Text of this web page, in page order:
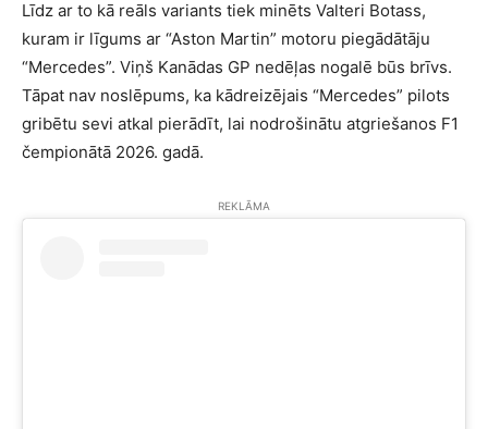
Līdz ar to kā reāls variants tiek minēts Valteri Botass,
kuram ir līgums ar “Aston Martin” motoru piegādātāju
“Mercedes”. Viņš Kanādas GP nedēļas nogalē būs brīvs.
Tāpat nav noslēpums, ka kādreizējais “Mercedes” pilots
gribētu sevi atkal pierādīt, lai nodrošinātu atgriešanos F1
čempionātā 2026. gadā.
REKLĀMA